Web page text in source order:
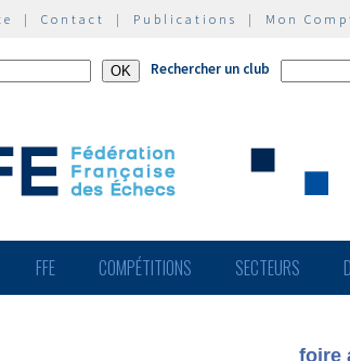
| Contact | Publications | Mon
Rechercher un club
FFE COMPÉTITIONS SECTEURS
foire